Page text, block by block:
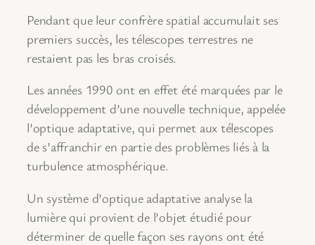
Pendant que leur confrère spatial accumulait ses
premiers succès, les télescopes terrestres ne
restaient pas les bras croisés.
Les années 1990 ont en effet été marquées par le
développement d’une nouvelle technique, appelée
l’optique adaptative, qui permet aux télescopes
de s’affranchir en partie des problèmes liés à la
turbulence atmosphérique.
Un système d’optique adaptative analyse la
lumière qui provient de l’objet étudié pour
déterminer de quelle façon ses rayons ont été